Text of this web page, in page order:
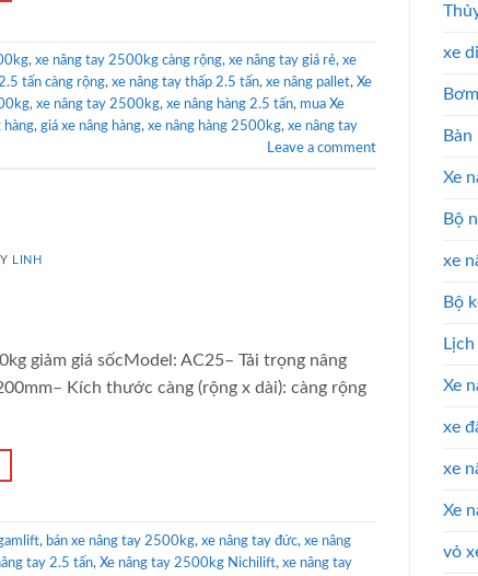
, xe nâng tay 2500kg càng rộng, xe nâng tay giá rẻ, xe
tấn càng rộng, xe nâng tay thấp 2.5 tấn, xe nâng pallet, Xe
, xe nâng tay 2500kg, xe nâng hàng 2.5 tấn, mua Xe
hàng, giá xe nâng hàng, xe nâng hàng 2500kg, xe nâng tay
Leave a comment
LINH
giảm giá sốcModel: AC25– Tải trọng nâng
Kích thước càng (rộng x dài): càng rộng
, bán xe nâng tay 2500kg, xe nâng tay đức, xe nâng
tay 2.5 tấn, Xe nâng tay 2500kg Nichilift, xe nâng tay
xe
Xe
Bộ
xe
Bộ
Xe
xe
xe
Xe
vỏ